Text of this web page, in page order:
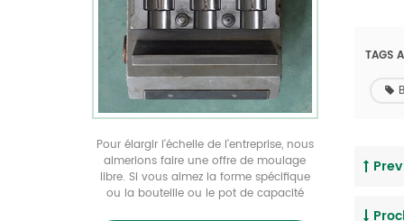
TAGS
Pour élargir l'échelle de l'entreprise, nous
aimerions faire une offre de moulage
libre. Si vous aimez la forme spécifique
ou la bouteille ou le pot de capacité